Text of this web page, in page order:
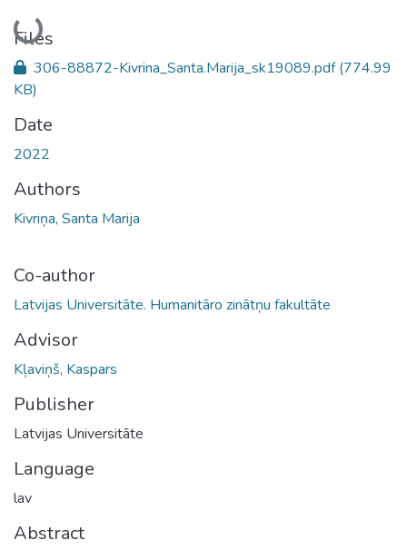
Loading...
Files
306-88872-Kivrina_Santa.Marija_sk19089.pdf(774.99
KB)
Date
2022
Authors
Kivriņa, Santa Marija
Co-author
Latvijas Universitāte. Humanitāro zinātņu fakultāte
Advisor
Kļaviņš, Kaspars
Publisher
Latvijas Universitāte
Language
lav
Abstract